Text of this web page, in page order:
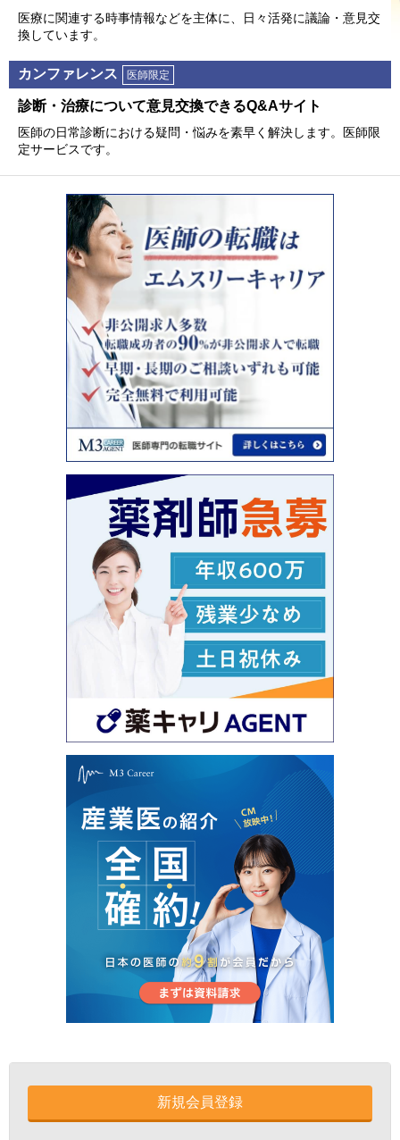
医療に関連する時事情報などを主体に、⽇々活発に議論・意⾒交
換しています。
カンファレンス 医師限定
診断・治療について意⾒交換できるQ&Aサイト
医師の⽇常診断における疑問・悩みを素早く解決します。医師限
定サービスです。
新規会員登録